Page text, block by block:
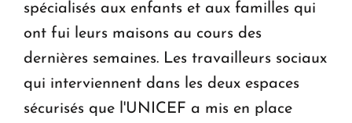
spécialisés aux enfants et aux familles qui
ont fui leurs maisons au cours des
dernières semaines. Les travailleurs sociaux
qui interviennent dans les deux espaces
sécurisés que l'UNICEF a mis en place